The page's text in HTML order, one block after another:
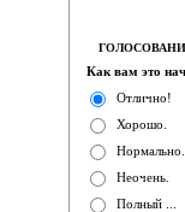
Как вам это
Отлично!
Хорошо.
Нормально.
Неочень.
Полный ...